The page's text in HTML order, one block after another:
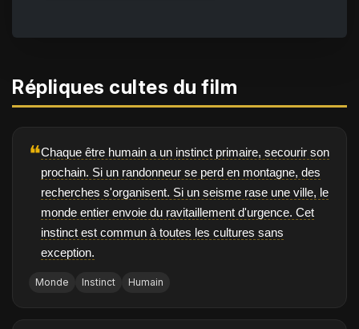
Répliques cultes du film
❝Chaque être humain a un instinct primaire, secourir son
prochain. Si un randonneur se perd en montagne, des
recherches s'organisent. Si un seisme rase une ville, le
monde entier envoie du ravitaillement d'urgence. Cet
instinct est commun à toutes les cultures sans
exception.
Monde Instinct Humain